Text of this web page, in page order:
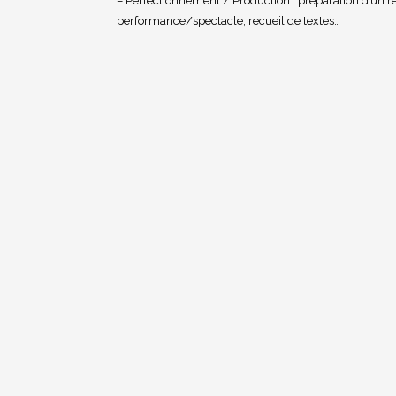
performance/spectacle, recueil de textes…